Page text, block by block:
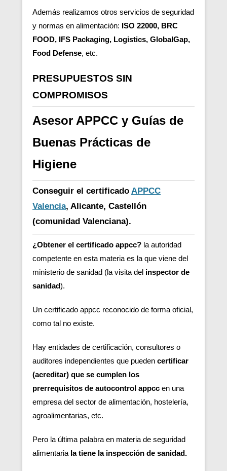
Además realizamos otros servicios de seguridad
y normas en alimentación: ISO 22000, BRC
FOOD, IFS Packaging, Logistics, GlobalGap,
Food Defense, etc.
PRESUPUESTOS SIN
COMPROMISOS
Asesor APPCC y Guías de
Buenas Prácticas de
Higiene
Conseguir el certificado APPCC
Valencia, Alicante, Castellón
(comunidad Valenciana).
¿Obtener el certificado appcc? la autoridad
competente en esta materia es la que viene del
ministerio de sanidad (la visita del inspector de
sanidad).
Un certificado appcc reconocido de forma oficial,
como tal no existe.
Hay entidades de certificación, consultores o
auditores independientes que pueden certificar
(acreditar) que se cumplen los
prerrequisitos de autocontrol appcc en una
empresa del sector de alimentación, hostelería,
agroalimentarias, etc.
Pero la última palabra en materia de seguridad
alimentaria la tiene la inspección de sanidad.